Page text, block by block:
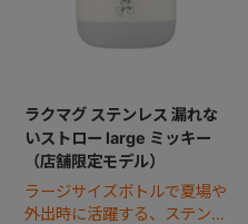
ラクマグ ステンレス 漏れな
いストロー large ミッキー
（店舗限定モデル）
ラージサイズボトルで夏場や
外出時に活躍する、ステンレ